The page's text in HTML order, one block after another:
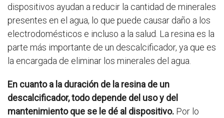
dispositivos ayudan a reducir la cantidad de minerales
presentes en el agua, lo que puede causar daño a los
electrodomésticos e incluso a la salud. La resina es la
parte más importante de un descalcificador, ya que es
la encargada de eliminar los minerales del agua.
En cuanto a la duración de la resina de un
descalcificador, todo depende del uso y del
mantenimiento que se le dé al dispositivo. Por lo